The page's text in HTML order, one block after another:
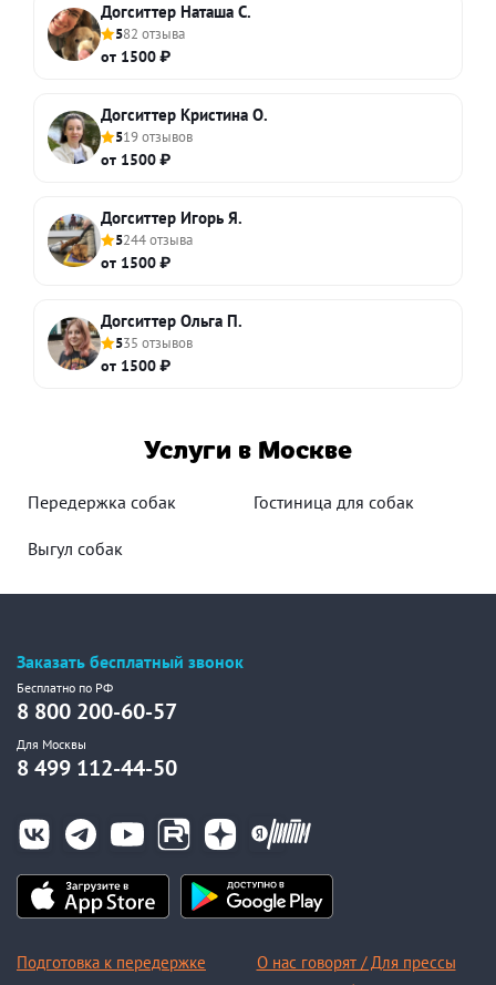
Догситтер Наташа С.
582 отзыва
от 1500 ₽
Догситтер Кристина О.
519 отзывов
от 1500 ₽
Догситтер Игорь Я.
5244 отзыва
от 1500 ₽
Догситтер Ольга П.
535 отзывов
от 1500 ₽
Услуги в Москве
Передержка собак Гостиница для собак
Выгул собак
Заказать бесплатный звонок
Бесплатно по РФ
8 800 200-60-57
Для Москвы
8 499 112-44-50
Подготовка к передержке
О нас говорят / Для прессы